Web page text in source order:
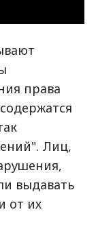
права
Лиц,
выдавать
от их